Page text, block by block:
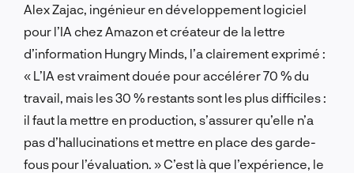
Alex Zajac, ingénieur en développement logiciel
pour l’IA chez Amazon et créateur de la lettre
d’information Hungry Minds, l’a clairement exprimé :
« L’IA est vraiment douée pour accélérer 70 % du
travail, mais les 30 % restants sont les plus difficiles :
il faut la mettre en production, s’assurer qu’elle n’a
pas d’hallucinations et mettre en place des garde-
fous pour l’évaluation. » C’est là que l’expérience, le